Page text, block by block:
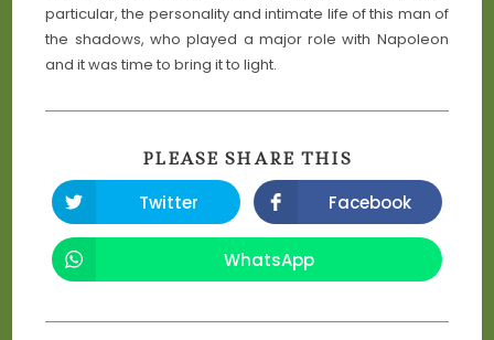
particular, the personality and intimate life of this man of
the shadows, who played a major role with Napoleon
and it was time to bring it to light.
PLEASE SHARE THIS
CONTENT
Opens
in
a
Twitter Opens
in
a
Facebook
Opens
in
window
WhatsApp